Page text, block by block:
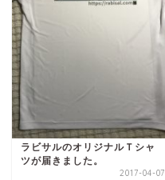
ラビサルのオリジナルＴシャ
ツが届きました。
2017-04-07